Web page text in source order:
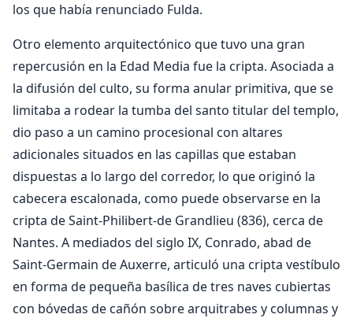
los que había renunciado Fulda.
Otro elemento arquitectónico que tuvo una gran
repercusión en la Edad Media fue la cripta. Asociada a
la difusión del culto, su forma anular primitiva, que se
limitaba a rodear la tumba del santo titular del templo,
dio paso a un camino procesional con altares
adicionales situados en las capillas que estaban
dispuestas a lo largo del corredor, lo que originó la
cabecera escalonada, como puede observarse en la
cripta de Saint-Philibert-de Grandlieu (836), cerca de
Nantes. A mediados del siglo IX, Conrado, abad de
Saint-Germain de Auxerre, articuló una cripta vestíbulo
en forma de pequeña basílica de tres naves cubiertas
con bóvedas de cañón sobre arquitrabes y columnas y